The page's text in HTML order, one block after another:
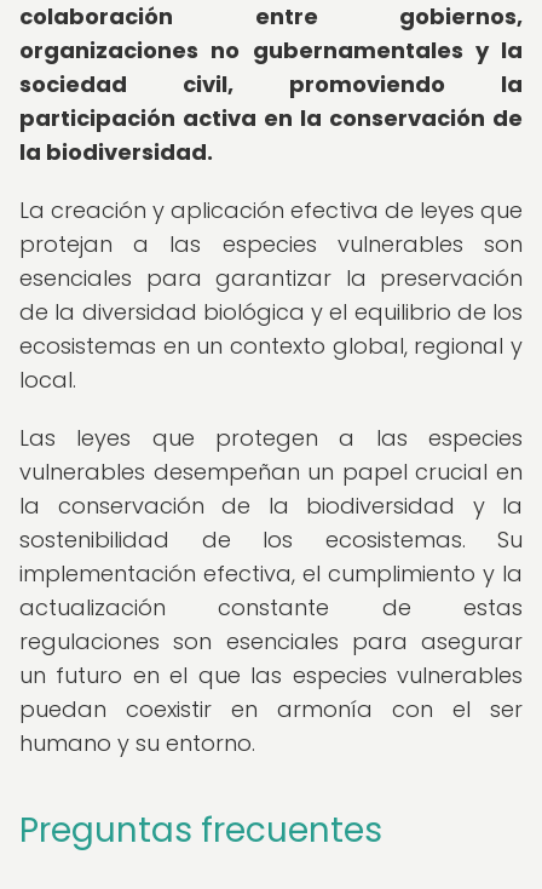
colaboración entre gobiernos,
organizaciones no gubernamentales y la
sociedad civil, promoviendo la
participación activa en la conservación de
la biodiversidad.
La creación y aplicación efectiva de leyes que
protejan a las especies vulnerables son
esenciales para garantizar la preservación
de la diversidad biológica y el equilibrio de los
ecosistemas en un contexto global, regional y
local.
Las leyes que protegen a las especies
vulnerables desempeñan un papel crucial en
la conservación de la biodiversidad y la
sostenibilidad de los ecosistemas. Su
implementación efectiva, el cumplimiento y la
actualización constante de estas
regulaciones son esenciales para asegurar
un futuro en el que las especies vulnerables
puedan coexistir en armonía con el ser
humano y su entorno.
Preguntas frecuentes